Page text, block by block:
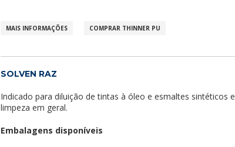
MAIS INFORMAÇÕES COMPRAR THINNER PU
SOLVEN RAZ
Indicado para diluição de tintas à óleo e esmaltes sintéticos e
limpeza em geral.
Embalagens disponíveis